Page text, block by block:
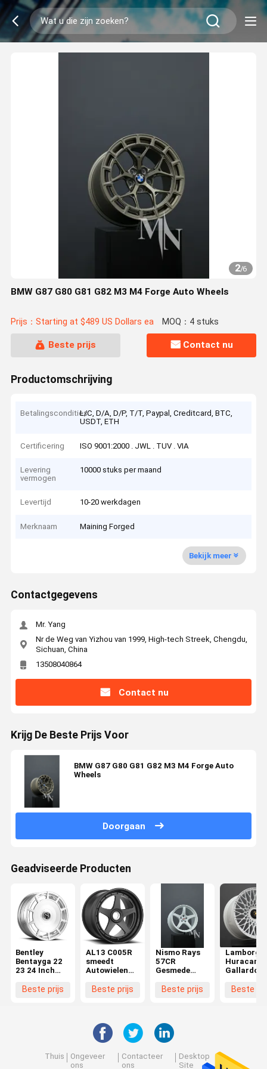
2/6
BMW G87 G80 G81 G82 M3 M4 Forge Auto Wheels
Prijs：Starting at $489 US Dollars ea MOQ：4 stuks
Beste prijs Contact nu
Productomschrijving
BetalingsconditiesL/C, D/A, D/P, T/T, Paypal, Creditcard, BTC,
USDT, ETH
Certificering ISO 9001:2000 . JWL . TUV . VIA
Levering
vermogen
10000 stuks per maand
Levertijd 10-20 werkdagen
Merknaam Maining Forged
Bekijk meer
Contactgegevens
Mr. Yang
Nr de Weg van Yizhou van 1999, High-tech Streek, Chengdu,
Sichuan, China
13508040864
Contact nu
Krijg De Beste Prijs Voor
BMW G87 G80 G81 G82 M3 M4 Forge Auto
Wheels
Doorgaan
Geadviseerde Producten
Bentley
Bentayga 22
23 24 Inch
Custom
Beste prijs
AL13 C005R
smeedt
Autowielen
Lamborghini
Beste prijs
Nismo Rays
57CR
Gesmede
Infiniti Q50
Beste prijs
Huracan
Gallardo
Beste
Thuis
Ongeveer
ons
Contacteer
ons
Desktop
Site